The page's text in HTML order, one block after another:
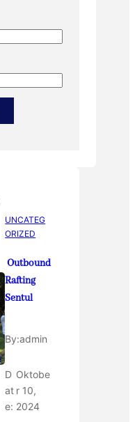
UNCATEG
ORIZED
Outbound
Rafting
Sentul
By:admin
D
at
e:
Oktobe
r 10,
2024